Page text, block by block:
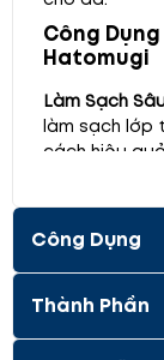
Công
Hatomugi
Làm Sạch
làm sạch lớp
cách hiệu
tự nhiên từ
dụng.
này còn giúp
dầu thừa
da sạch sẽ,
Công Dụng
Thành Phần